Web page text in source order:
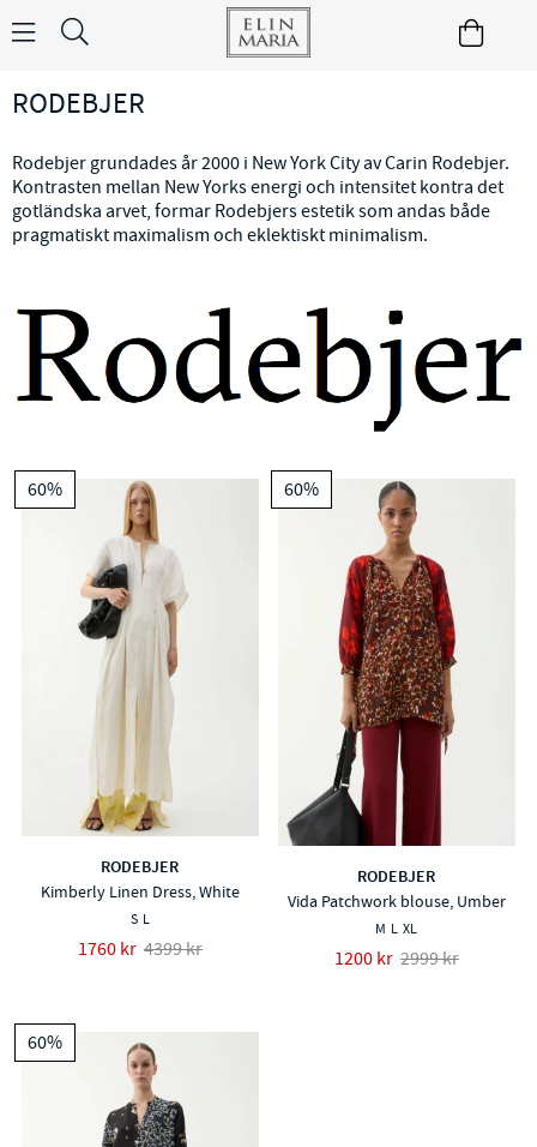
RODEBJER
Rodebjer grundades år 2000 i New York City av Carin Rodebjer.
Kontrasten mellan New Yorks energi och intensitet kontra det
gotländska arvet, formar Rodebjers estetik som andas både
pragmatiskt maximalism och eklektiskt minimalism.
60%
RODEBJER
Kimberly Linen Dress, White
S L
1760 kr 4399 kr
60%
RODEBJER
Vida Patchwork blouse, Umber
M L XL
1200 kr 2999 kr
60%